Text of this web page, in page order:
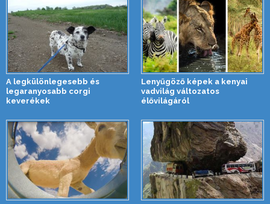
A legkülönlegesebb és
legaranyosabb corgi
keverékek
Lenyűgöző képek a kenyai
vadvilág változatos
élővilágáról